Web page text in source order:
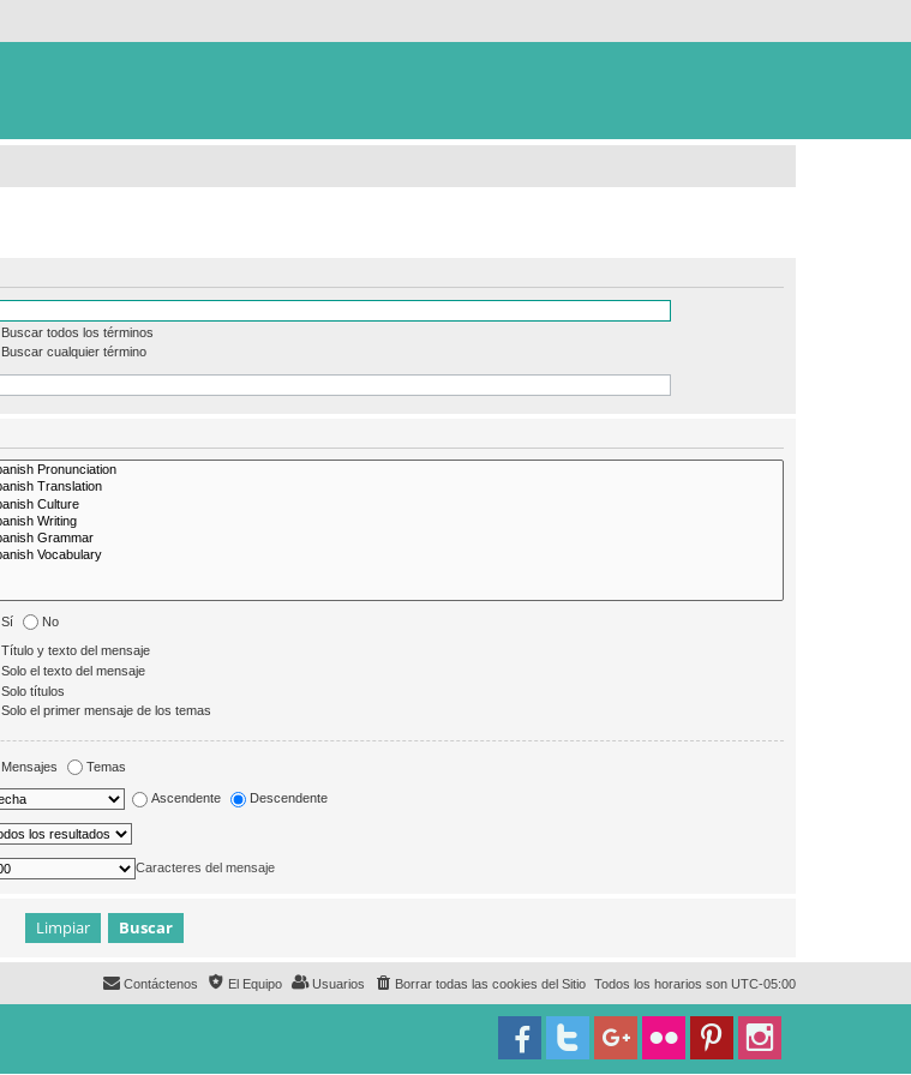
Buscar todos los términos
Buscar cualquier término
Sí No
Título y texto del mensaje
Solo el texto del mensaje
Solo títulos
Solo el primer mensaje de los temas
Mensajes Temas
Ascendente Descendente
Caracteres del mensaje
Todos los horarios son UTC-05:00
Borrar todas las cookies del Sitio
Usuarios
El Equipo
Contáctenos